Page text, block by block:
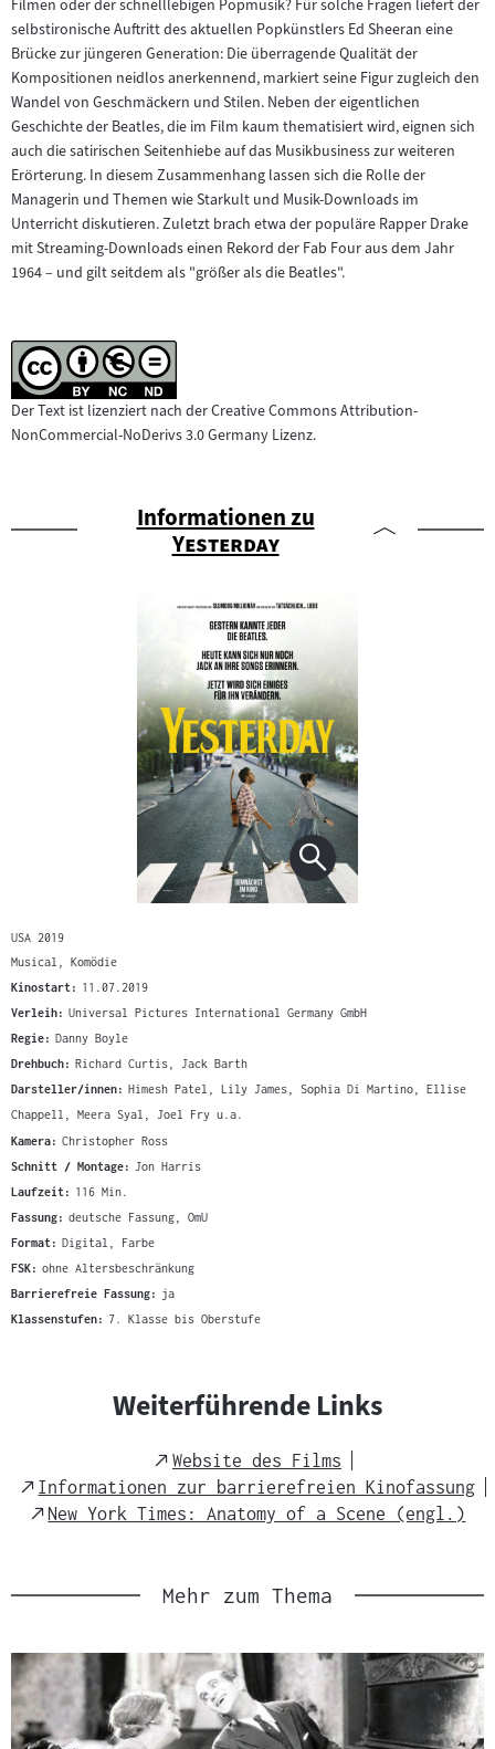
Filmen oder der schnelllebigen Popmusik? Für solche Fragen liefert der
selbstironische Auftritt des aktuellen Popkünstlers Ed Sheeran eine
Brücke zur jüngeren Generation: Die überragende Qualität der
Kompositionen neidlos anerkennend, markiert seine Figur zugleich den
Wandel von Geschmäckern und Stilen. Neben der eigentlichen
Geschichte der Beatles, die im Film kaum thematisiert wird, eignen sich
auch die satirischen Seitenhiebe auf das Musikbusiness zur weiteren
Erörterung. In diesem Zusammenhang lassen sich die Rolle der
Managerin und Themen wie Starkult und Musik-Downloads im
Unterricht diskutieren. Zuletzt brach etwa der populäre Rapper Drake
mit Streaming-Downloads einen Rekord der Fab Four aus dem Jahr
1964 – und gilt seitdem als "größer als die Beatles".
Der Text ist lizenziert nach der Creative Commons Attribution-
NonCommercial-NoDerivs 3.0 Germany Lizenz.
Informationen zu
"
Yesterday"
USA 2019
Musical, Komödie
Kinostart: 11.07.2019
Verleih: Universal Pictures International Germany GmbH
Regie: Danny Boyle
Drehbuch: Richard Curtis, Jack Barth
Darsteller/innen: Himesh Patel, Lily James, Sophia Di Martino, Ellise
Chappell, Meera Syal, Joel Fry u.a.
Kamera: Christopher Ross
Schnitt / Montage: Jon Harris
Laufzeit: 116 Min.
Fassung: deutsche Fassung, OmU
Format: Digital, Farbe
FSK: ohne Altersbeschränkung
Barrierefreie Fassung: ja
Klassenstufen: 7. Klasse bis Oberstufe
Weiterführende Links
External
Link
Website des Films
External
Link
Informationen zur barrierefreien Kinofassung
External
New York Times: Anatomy of a Scene (engl.)
Mehr zum Thema